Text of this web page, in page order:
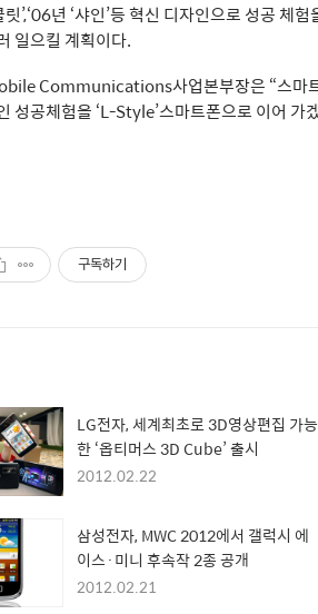
릿’,‘06년 ‘샤인’등 혁신 디자인으로 성공
일으킬 계획이다.
Communications사업본부장은 “스마
성공체험을 ‘L-Style’스마트폰으로 이어 가
구독하기
LG전자, 세계최초로 3D영상편집 가능
한 ‘옵티머스 3D Cube’ 출시
2012.02.22
삼성전자, MWC 2012에서 갤럭시 에
이스·미니 후속작 2종 공개
2012.02.21